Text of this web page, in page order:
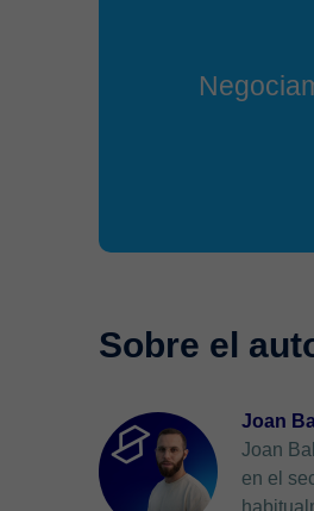
Joan
Joan
en el